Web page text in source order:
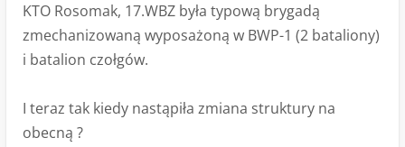
KTO Rosomak, 17.WBZ była typową brygadą
zmechanizowaną wyposażoną w BWP-1 (2 bataliony)
i batalion czołgów.
I teraz tak kiedy nastąpiła zmiana struktury na
obecną ?